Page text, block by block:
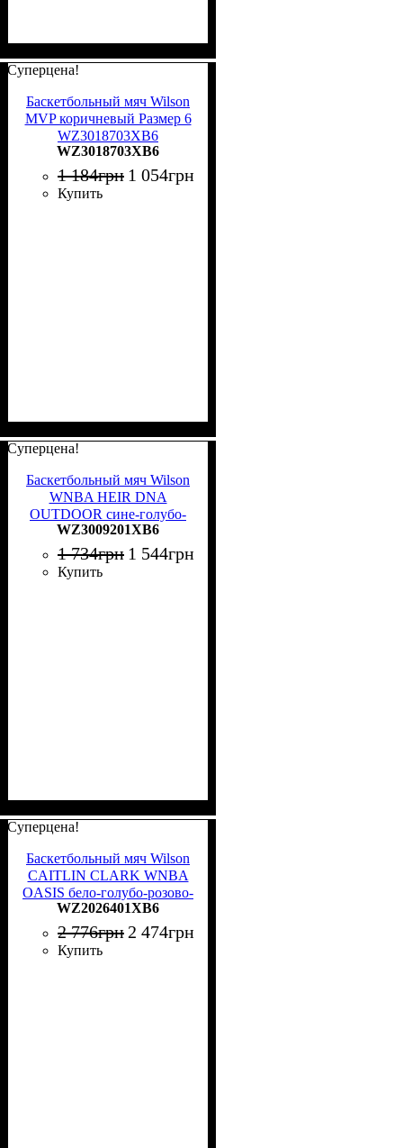
Суперцена!
Баскетбольный мяч Wilson
MVP коричневый Размер 6
WZ3018703XB6
WZ3018703XB6
1 184грн 1 054грн
Купить
Суперцена!
Баскетбольный мяч Wilson
WNBA HEIR DNA
OUTDOOR сине-голубо-
оранжевый Размер 6
WZ3009201XB6
WZ3009201XB6
1 734грн 1 544грн
Купить
Суперцена!
Баскетбольный мяч Wilson
CAITLIN CLARK WNBA
OASIS бело-голубо-розово-
салатовый Размер 6
WZ2026401XB6
WZ2026401XB6
2 776грн 2 474грн
Купить